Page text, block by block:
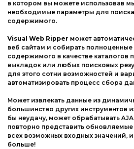
в котором вы можете использовав
необходимые параметры для
содержимого.
Visual Web Ripper может
веб сайтам и собирать полноценные
содержимого в качестве каталогов
выкладок или любых поисковых
для этого сотни возможностей и
автоматизировать процесс сбора
Может извлекать данные из
большинство других инструментов
бы неудачу, может обрабатывать
повторно представить
всех возможных входных значений,
больше!